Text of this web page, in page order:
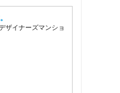
ザイナーズマンショ